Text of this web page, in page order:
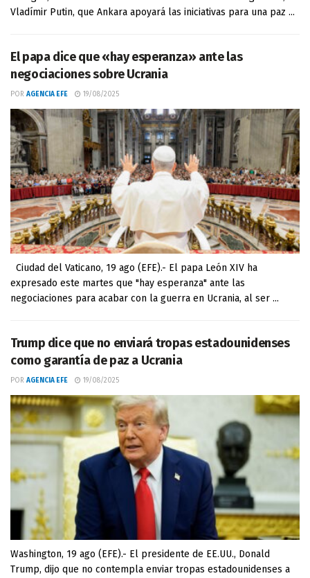
Vladímir Putin, que Ankara apoyará las iniciativas para una paz ...
El papa dice que «hay esperanza» ante las
negociaciones sobre Ucrania
POR AGENCIA EFE 19/08/2025
Ciudad del Vaticano, 19 ago (EFE).- El papa León XIV ha
expresado este martes que "hay esperanza" ante las
negociaciones para acabar con la guerra en Ucrania, al ser ...
Trump dice que no enviará tropas estadounidenses
como garantía de paz a Ucrania
POR AGENCIA EFE 19/08/2025
Washington, 19 ago (EFE).- El presidente de EE.UU., Donald
Trump, dijo que no contempla enviar tropas estadounidenses a